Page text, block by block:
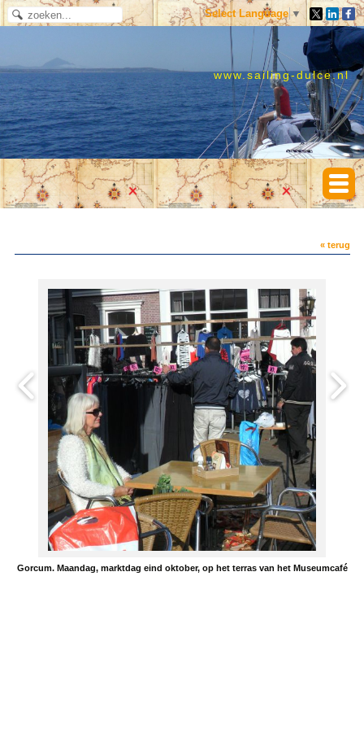
Select Language ▼
www.sailing-dulce.nl
« terug
Gorcum. Maandag, marktdag eind oktober, op het terras van het Museumcafé